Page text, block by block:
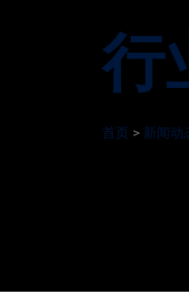
行
首页 > 新闻动